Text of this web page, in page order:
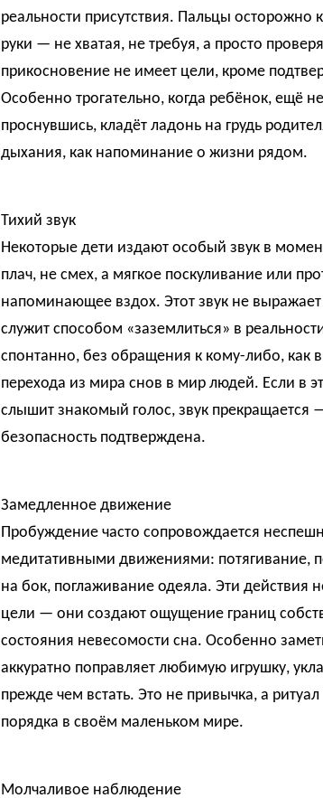
реальности присутствия. Пальцы осторожно
руки — не хватая, не требуя, а просто
прикосновение не имеет цели, кроме
Особенно трогательно, когда ребёнок, ещё
проснувшись, кладёт ладонь на грудь
дыхания, как напоминание о жизни рядом.
Тихий звук
Некоторые дети издают особый звук в
плач, не смех, а мягкое поскуливание или
напоминающее вздох. Этот звук не выражает
служит способом «заземлиться» в
спонтанно, без обращения к кому-либо, как
перехода из мира снов в мир людей. Если в
слышит знакомый голос, звук прекращается
безопасность подтверждена.
Замедленное движение
Пробуждение часто сопровождается
медитативными движениями: потягивание,
на бок, поглаживание одеяла. Эти действия
цели — они создают ощущение границ
состояния невесомости сна. Особенно
аккуратно поправляет любимую игрушку,
прежде чем встать. Это не привычка, а
порядка в своём маленьком мире.
Молчаливое наблюдение